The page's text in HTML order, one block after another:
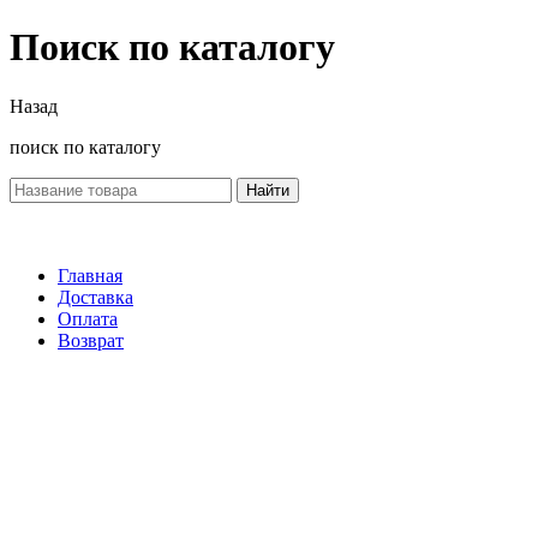
Поиск по каталогу
Назад
поиск по каталогу
Найти
Главная
Доставка
Оплата
Возврат